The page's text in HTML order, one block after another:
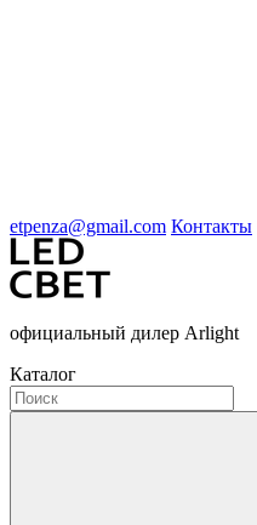
etpenza@gmail.com Контакты
официальный дилер Arlight
Каталог